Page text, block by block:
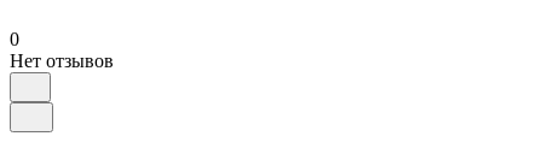
0
Нет отзывов